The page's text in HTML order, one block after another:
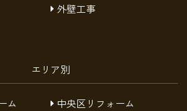
外壁工事
エリア別
ム
中央区リフォーム